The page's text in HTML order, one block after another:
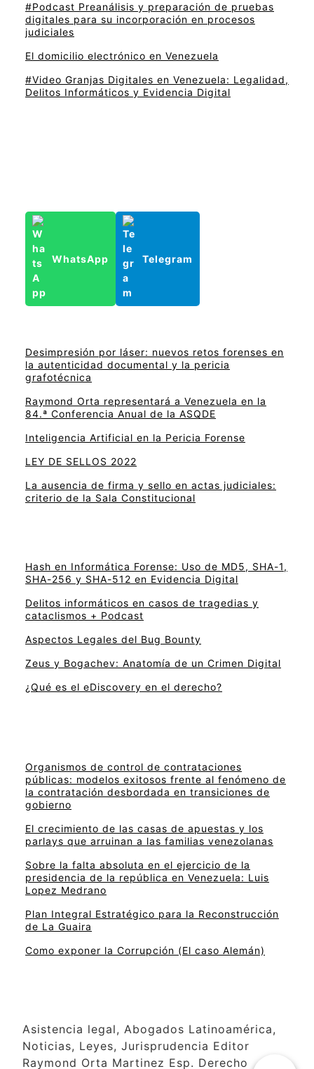
#Podcast Preanálisis y preparación de pruebas
digitales para su incorporación en procesos
judiciales
El domicilio electrónico en Venezuela
#Video Granjas Digitales en Venezuela: Legalidad,
Delitos Informáticos y Evidencia Digital
WhatsApp Telegram
Desimpresión por láser: nuevos retos forenses en
la autenticidad documental y la pericia
grafotécnica
Raymond Orta representará a Venezuela en la
84.ª Conferencia Anual de la ASQDE
Inteligencia Artificial en la Pericia Forense
LEY DE SELLOS 2022
La ausencia de firma y sello en actas judiciales:
criterio de la Sala Constitucional
Hash en Informática Forense: Uso de MD5, SHA-1,
SHA-256 y SHA-512 en Evidencia Digital
Delitos informáticos en casos de tragedias y
cataclismos + Podcast
Aspectos Legales del Bug Bounty
Zeus y Bogachev: Anatomía de un Crimen Digital
¿Qué es el eDiscovery en el derecho?
Organismos de control de contrataciones
públicas: modelos exitosos frente al fenómeno de
la contratación desbordada en transiciones de
gobierno
El crecimiento de las casas de apuestas y los
parlays que arruinan a las familias venezolanas
Sobre la falta absoluta en el ejercicio de la
presidencia de la república en Venezuela: Luis
Lopez Medrano
Plan Integral Estratégico para la Reconstrucción
de La Guaira
Como exponer la Corrupción (El caso Alemán)
Asistencia legal, Abogados Latinoamérica,
Noticias, Leyes, Jurisprudencia Editor
Raymond Orta Martinez Esp. Derecho